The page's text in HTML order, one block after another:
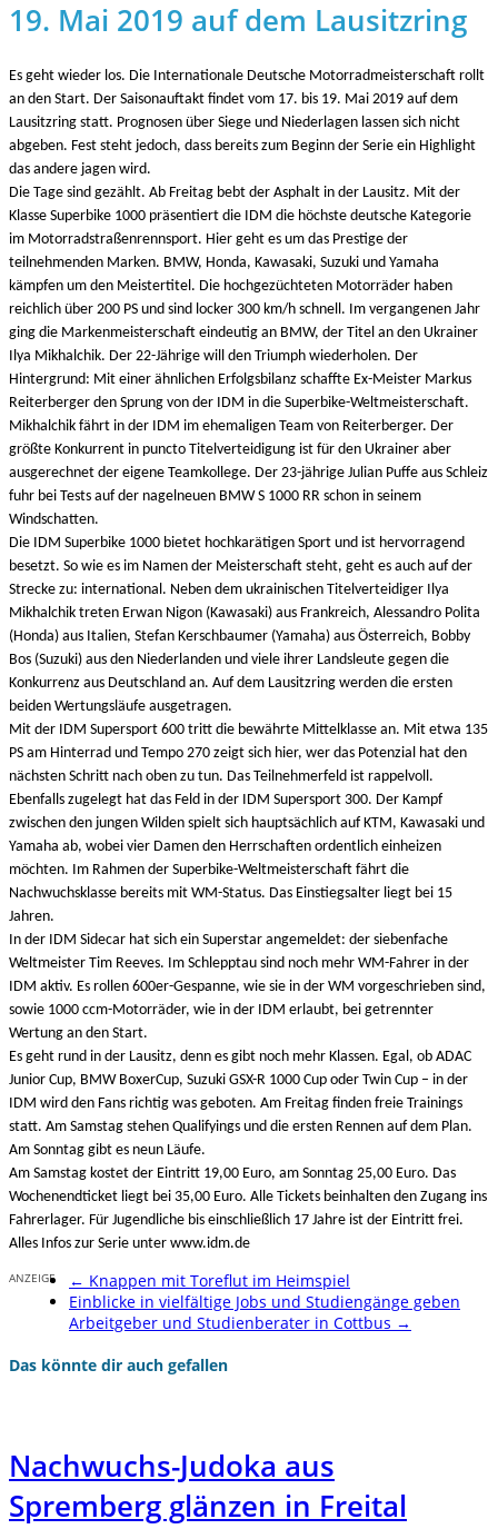
19. Mai 2019 auf dem Lausitzring
Es geht wieder los. Die Internationale Deutsche Motorradmeisterschaft rollt
an den Start. Der Saisonauftakt findet vom 17. bis 19. Mai 2019 auf dem
Lausitzring statt. Prognosen über Siege und Niederlagen lassen sich nicht
abgeben. Fest steht jedoch, dass bereits zum Beginn der Serie ein Highlight
das andere jagen wird.
Die Tage sind gezählt. Ab Freitag bebt der Asphalt in der Lausitz. Mit der
Klasse Superbike 1000 präsentiert die IDM die höchste deutsche Kategorie
im Motorradstraßenrennsport. Hier geht es um das Prestige der
teilnehmenden Marken. BMW, Honda, Kawasaki, Suzuki und Yamaha
kämpfen um den Meistertitel. Die hochgezüchteten Motorräder haben
reichlich über 200 PS und sind locker 300 km/h schnell. Im vergangenen Jahr
ging die Markenmeisterschaft eindeutig an BMW, der Titel an den Ukrainer
Ilya Mikhalchik. Der 22-Jährige will den Triumph wiederholen. Der
Hintergrund: Mit einer ähnlichen Erfolgsbilanz schaffte Ex-Meister Markus
Reiterberger den Sprung von der IDM in die Superbike-Weltmeisterschaft.
Mikhalchik fährt in der IDM im ehemaligen Team von Reiterberger. Der
größte Konkurrent in puncto Titelverteidigung ist für den Ukrainer aber
ausgerechnet der eigene Teamkollege. Der 23-jährige Julian Puffe aus Schleiz
fuhr bei Tests auf der nagelneuen BMW S 1000 RR schon in seinem
Windschatten.
Die IDM Superbike 1000 bietet hochkarätigen Sport und ist hervorragend
besetzt. So wie es im Namen der Meisterschaft steht, geht es auch auf der
Strecke zu: international. Neben dem ukrainischen Titelverteidiger Ilya
Mikhalchik treten Erwan Nigon (Kawasaki) aus Frankreich, Alessandro Polita
(Honda) aus Italien, Stefan Kerschbaumer (Yamaha) aus Österreich, Bobby
Bos (Suzuki) aus den Niederlanden und viele ihrer Landsleute gegen die
Konkurrenz aus Deutschland an. Auf dem Lausitzring werden die ersten
beiden Wertungsläufe ausgetragen.
Mit der IDM Supersport 600 tritt die bewährte Mittelklasse an. Mit etwa 135
PS am Hinterrad und Tempo 270 zeigt sich hier, wer das Potenzial hat den
nächsten Schritt nach oben zu tun. Das Teilnehmerfeld ist rappelvoll.
Ebenfalls zugelegt hat das Feld in der IDM Supersport 300. Der Kampf
zwischen den jungen Wilden spielt sich hauptsächlich auf KTM, Kawasaki und
Yamaha ab, wobei vier Damen den Herrschaften ordentlich einheizen
möchten. Im Rahmen der Superbike-Weltmeisterschaft fährt die
Nachwuchsklasse bereits mit WM-Status. Das Einstiegsalter liegt bei 15
Jahren.
In der IDM Sidecar hat sich ein Superstar angemeldet: der siebenfache
Weltmeister Tim Reeves. Im Schlepptau sind noch mehr WM-Fahrer in der
IDM aktiv. Es rollen 600er-Gespanne, wie sie in der WM vorgeschrieben sind,
sowie 1000 ccm-Motorräder, wie in der IDM erlaubt, bei getrennter
Wertung an den Start.
Es geht rund in der Lausitz, denn es gibt noch mehr Klassen. Egal, ob ADAC
Junior Cup, BMW BoxerCup, Suzuki GSX-R 1000 Cup oder Twin Cup – in der
IDM wird den Fans richtig was geboten. Am Freitag finden freie Trainings
statt. Am Samstag stehen Qualifyings und die ersten Rennen auf dem Plan.
Am Sonntag gibt es neun Läufe.
Am Samstag kostet der Eintritt 19,00 Euro, am Sonntag 25,00 Euro. Das
Wochenendticket liegt bei 35,00 Euro. Alle Tickets beinhalten den Zugang ins
Fahrerlager. Für Jugendliche bis einschließlich 17 Jahre ist der Eintritt frei.
Alles Infos zur Serie unter www.idm.de
ANZEIGE ← Knappen mit Toreflut im Heimspiel
Einblicke in vielfältige Jobs und Studiengänge geben
Arbeitgeber und Studienberater in Cottbus →
Das könnte dir auch gefallen
Nachwuchs-Judoka aus
Spremberg glänzen in Freital